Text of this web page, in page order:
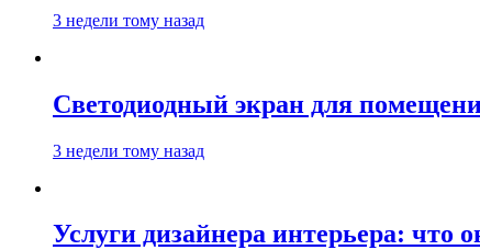
3 недели тому назад
Светодиодный экран для
3 недели тому назад
Услуги дизайнера интерьера: что